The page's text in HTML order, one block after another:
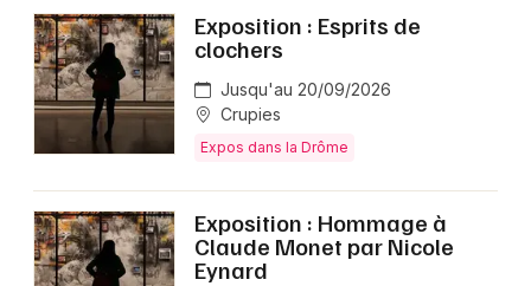
Exposition : Esprits de
clochers
Jusqu'au 20/09/2026
Crupies
Expos dans la Drôme
Exposition : Hommage à
Claude Monet par Nicole
Eynard